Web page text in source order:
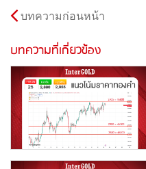
บทความก่อนหน้า
บทความที่เกี่ยวข้อง